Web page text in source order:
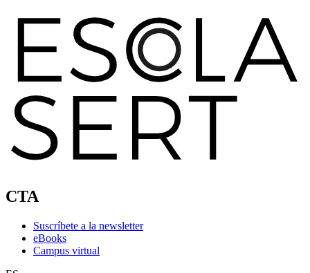
CTA
Suscríbete a la newsletter
eBooks
Campus virtual